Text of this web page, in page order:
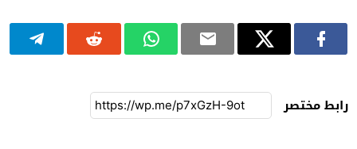
رابط مختصر